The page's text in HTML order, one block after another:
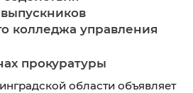
и содействия
колледжа